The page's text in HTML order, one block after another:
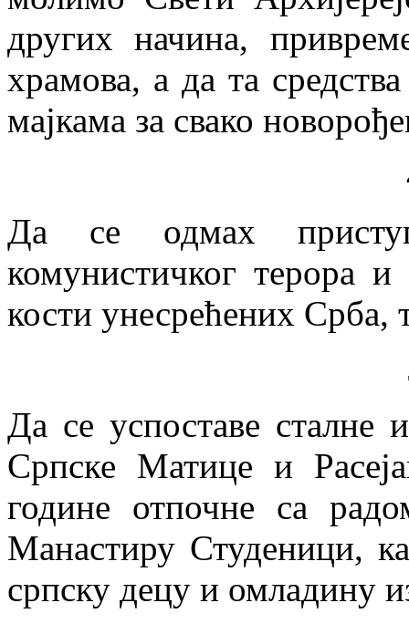
других начина,
храмова, а да та
мајкама за свако
Да се одмах
комунистичког терора
кости унесрећених Срба,
Да се успоставе сталне
Српске Матице и
године отпочне са
Манастиру Студеници,
српску децу и омладину